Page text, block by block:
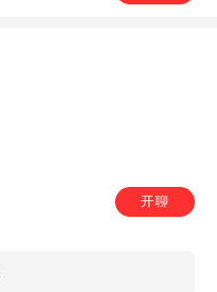
开聊